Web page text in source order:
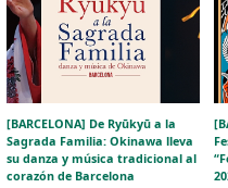
[BARCELONA] De Ryūkyū a la
Sagrada Familia: Okinawa lleva
su danza y música tradicional al
corazón de Barcelona